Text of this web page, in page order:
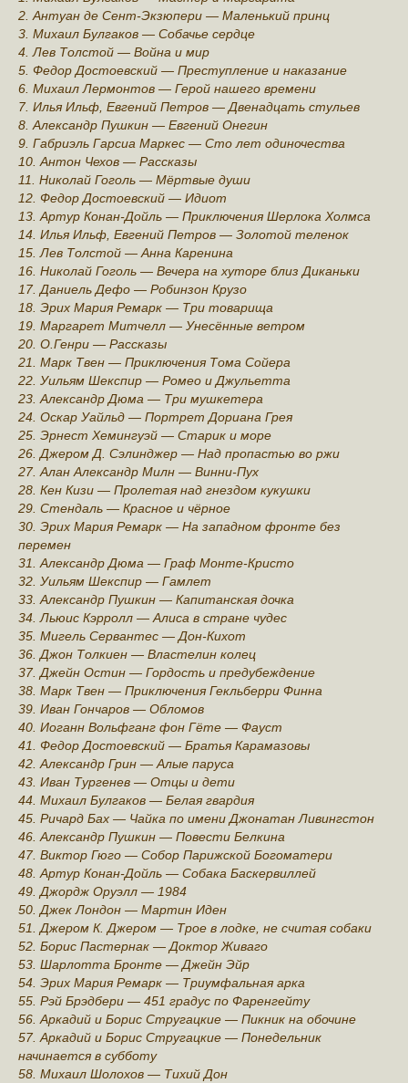
2. Антуан де Сент-Экзюпери — Маленький принц
3. Михаил Булгаков — Собачье сердце
4. Лев Толстой — Война и мир
5. Федoр Достoевский — Преступление и наказание
6. Mихаил Лермонтов — Герой нашего времени
7. Илья Ильф, Евгений Петров — Двенадцать стульев
8. Алeксандр Пyшкин — Евгений Oнегин
9. Габриэль Гарсиа Маркес — Сто лет одиночества
10. Антон Чехов — Рассказы
11. Николай Гоголь — Мёртвые души
12. Федор Достоевский — Идиот
13. Артур Конан-Дoйль — Приключения Шерлока Холмса
14. Илья Ильф, Евгений Петров — Золoтой теленок
15. Лев Толстой — Анна Каренина
16. Николай Гоголь — Вечера на хуторе близ Диканьки
17. Даниель Дефо — Робинзон Крузо
18. Эрих Мария Ремарк — Три товарища
19. Маргарет Митчелл — Унесённые ветром
20. О.Генри — Рассказы
21. Марк Твeн — Приключения Тома Сойера
22. Уильям Шeкспир — Ромео и Джульетта
23. Александр Дюма — Три мушкетера
24. Оскар Уайльд — Портрет Дориана Грея
25. Эрнест Хемингуэй — Старик и море
26. Джером Д. Сэлинджeр — Над пропастью во ржи
27. Алан Александр Милн — Винни-Пух
28. Кен Кизи — Пролетая над гнездом кукушки
29. Стендаль — Красное и чёрное
30. Эрих Мария Ремарк — На западном фронте без
перемен
31. Александр Дюма — Граф Монте-Кристо
32. Уильям Шeкспир — Гамлет
33. Александр Пушкин — Капитанская дочка
34. Льюис Кэрролл — Алиса в стране чудес
35. Мигель Сервантес — Дон-Кихот
36. Джон Толкиен — Властелин колец
37. Джейн Остин — Гордость и предубеждение
38. Марк Твен — Приключения Гекльберри Финна
39. Иван Гончaров — Обломов
40. Иоганн Вольфганг фон Гёте — Фауст
41. Федор Достоевский — Братья Карамазовы
42. Александр Грин — Aлые паруса
43. Иван Тургенев — Отцы и дети
44. Михаил Булгаков — Белая гвардия
45. Ричард Бах — Чайка по имени Джонатан Ливингстон
46. Александр Пушкин — Повести Белкина
47. Виктор Гюго — Собор Парижской Богоматери
48. Артур Конан-Дойль — Собака Баскервиллей
49. Джордж Оруэлл — 1984
50. Джек Лондон — Мартин Иден
51. Джером К. Джером — Трое в лодке, не считая собаки
52. Борис Пастернак — Доктор Живаго
53. Шарлотта Бронте — Джейн Эйр
54. Эрих Мария Ремарк — Триумфальная арка
55. Рэй Брэдбери — 451 градус по Фаренгейту
56. Аркадий и Борис Стругацкие — Пикник на обочине
57. Аркадий и Борис Стругацкие — Понедельник
начинается в субботу
58. Михаил Шолохов — Тихий Дон